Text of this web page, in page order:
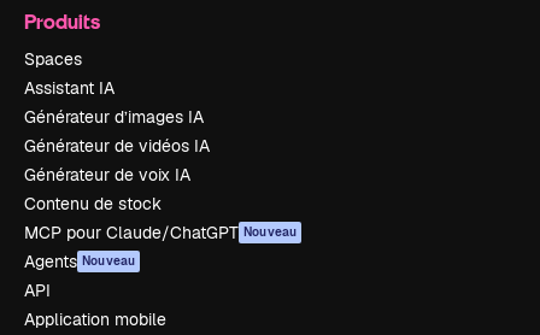
Produits
Spaces
Assistant IA
Générateur d’images IA
Générateur de vidéos IA
Générateur de voix IA
Contenu de stock
MCP pour Claude/ChatGPT Nouveau
Agents Nouveau
API
Application mobile